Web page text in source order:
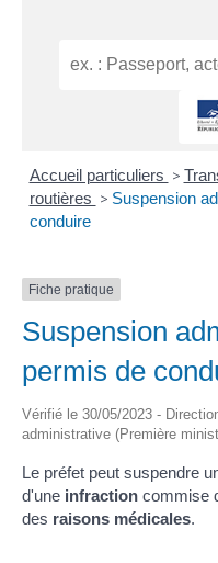
Accueil particuliers >
routières > Suspension
conduire
Fiche pratique
Suspension
permis de
Vérifié le 30/05/2023 -
administrative (Première
Le préfet peut suspendre
d'une infraction commise
des raisons médicales.